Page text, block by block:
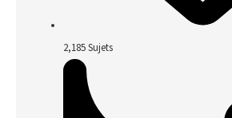
2,185Sujets